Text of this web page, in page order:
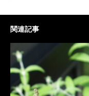
関連記事